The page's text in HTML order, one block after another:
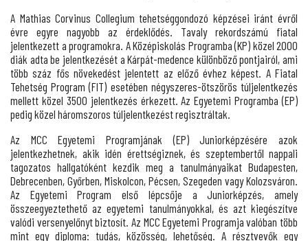
A Mathias Corvinus Collegium tehetséggondozó képzései iránt évről
évre egyre nagyobb az érdeklődés. Tavaly rekordszámú fiatal
jelentkezett a programokra. A Középiskolás Programba (KP) közel 2000
diák adta be jelentkezését a Kárpát-medence különböző pontjairól, ami
több száz fős növekedést jelentett az előző évhez képest. A Fiatal
Tehetség Program (FIT) esetében négyszeres-ötszörös túljelentkezés
mellett közel 3500 jelentkezés érkezett. Az Egyetemi Programba (EP)
pedig közel háromszoros túljelentkezést regisztráltak.
Az MCC Egyetemi Programjának (EP) Juniorképzésére azok
jelentkezhetnek, akik idén érettségiznek, és szeptembertől nappali
tagozatos hallgatóként kezdik meg a tanulmányaikat Budapesten,
Debrecenben, Győrben, Miskolcon, Pécsen, Szegeden vagy Kolozsváron.
Az Egyetemi Program első lépcsője a Juniorképzés, amely
összeegyeztethető az egyetemi tanulmányokkal, és azt kiegészítve
valódi versenyelőnyt biztosít. Az MCC Egyetemi Programja valóban több
mint egy diploma: tudás, közösség, lehetőség. A résztvevők egy